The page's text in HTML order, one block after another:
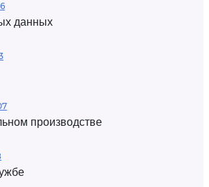
данных
производстве